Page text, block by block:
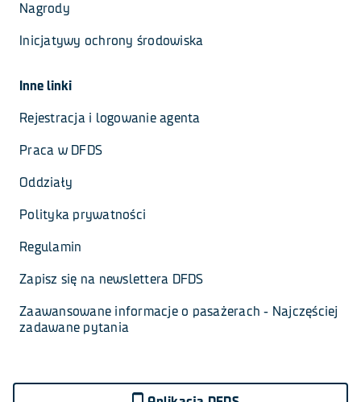
Nagrody
Inicjatywy ochrony środowiska
Inne linki
Rejestracja i logowanie agenta
Praca w DFDS
Oddziały
Polityka prywatności
Regulamin
Zapisz się na newslettera DFDS
Zaawansowane informacje o pasażerach - Najczęściej
zadawane pytania